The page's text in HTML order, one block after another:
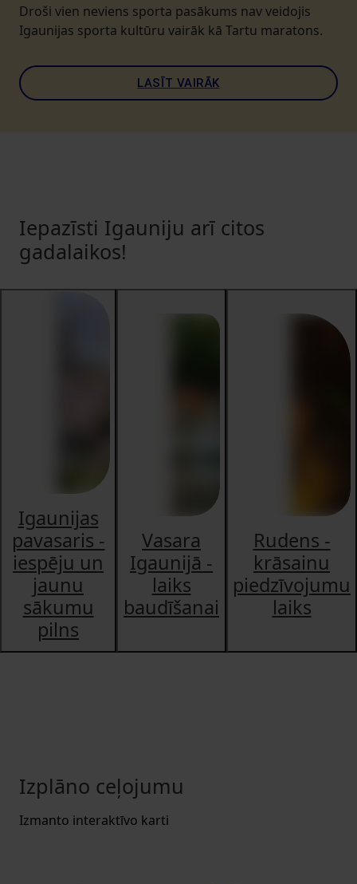
Droši vien neviens sporta pasākums nav veidojis
Igaunijas sporta kultūru vairāk kā Tartu maratons.
LASĪT VAIRĀK
Iepazīsti Igauniju arī citos
gadalaikos!
Igaunijas
pavasaris -
iespēju un
jaunu
sākumu
pilns
Vasara
Igaunijā -
laiks
baudīšanai
Rudens -
krāsainu
piedzīvojumu
laiks
Izplāno ceļojumu
Izmanto interaktīvo karti